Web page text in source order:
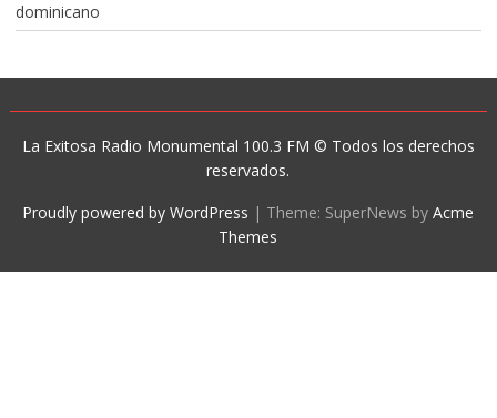
dominicano
La Exitosa Radio Monumental 100.3 FM © Todos los derechos
reservados.
Proudly powered by WordPress | Theme: SuperNews byAcme
Themes